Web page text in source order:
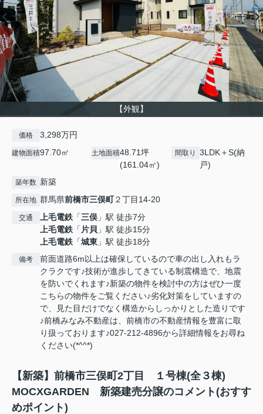
【外観】
価格 3,298万円
建物面積97.70㎡ 土地面積48.71坪
(161.04㎡)
間取り
3LDK＋S(納
戸)
築年数 新築
所在地 群馬県前橋市三俣町２丁目14-20
交通 上毛電鉄 「三俣 」駅 徒歩7分
上毛電鉄 「 片貝 」駅 徒歩15分
上毛電鉄 「城東 」駅 徒歩18分
備考
前面道路6m以上は確保しているので車の出し入れもラ
クラクです♪技術が進歩してきている制震構造で、地震
を防いでくれます♪新築の物件を検討中の方はぜひ一度
こちらの物件をご覧ください♪劣化対策をしていますの
で、見た目だけでなく構造からしっかりとした造りです
♪前橋みなみ不動産は、前橋市の不動産情報を豊富に取
り扱っております♪027-212-4896から詳細情報をお尋ね
ください(*^^*)
【新築】前橋市三俣町2丁目 １号棟(全３棟)
MOCXGARDEN 新築建売分譲のコメント(おすす
めポイント)